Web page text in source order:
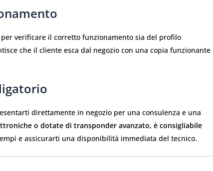
per verificare il corretto funzionamento sia del profilo
che il cliente esca dal negozio con una copia funzionante
direttamente in negozio per una consulenza e una
o dotate di transponder avanzato, è consigliabile
e assicurarti una disponibilità immediata del tecnico.